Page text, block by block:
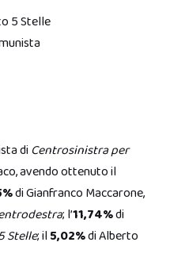
5 Stelle
diCentrosinistra per
avendo ottenuto il
di Gianfranco Maccarone,
; l’11,74%di
Stelle; il 5,02%di Alberto